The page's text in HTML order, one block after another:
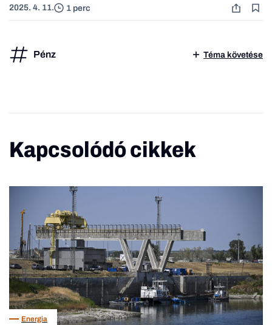
2025. 4. 11. 1 perc
Pénz Téma követése
Kapcsolódó cikkek
Energia